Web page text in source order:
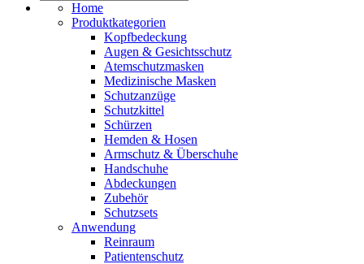
Home
Produktkategorien
Kopfbedeckung
Augen & Gesichtsschutz
Atemschutzmasken
Medizinische Masken
Schutzanzüge
Schutzkittel
Schürzen
Hemden & Hosen
Armschutz & Überschuhe
Handschuhe
Abdeckungen
Zubehör
Schutzsets
Anwendung
Reinraum
Patientenschutz